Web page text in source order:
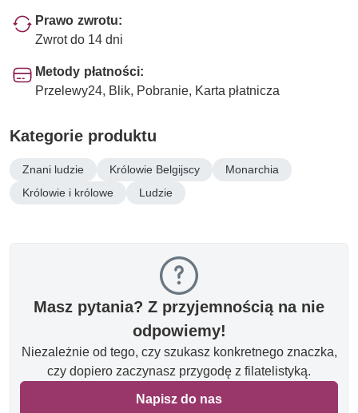
Prawo zwrotu:
Zwrot do 14 dni
Metody płatności:
Przelewy24, Blik, Pobranie, Karta płatnicza
Kategorie produktu
Znani ludzie Królowie Belgijscy
Monarchia
Królowie i królowe
Ludzie
Masz pytania? Z przyjemnością na nie
odpowiemy!
Niezależnie od tego, czy szukasz konkretnego znaczka,
czy dopiero zaczynasz przygodę z filatelistyką.
Napisz do nas